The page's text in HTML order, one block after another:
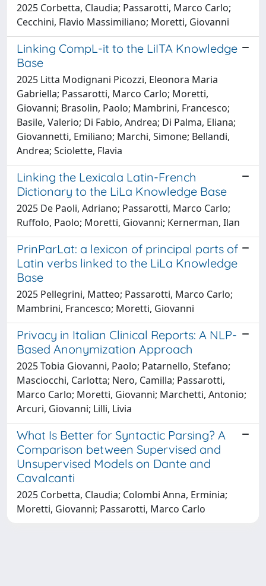
2025 Corbetta, Claudia; Passarotti, Marco Carlo;
Cecchini, Flavio Massimiliano; Moretti, Giovanni
Linking CompL-it to the LiITA Knowledge
Base
2025 Litta Modignani Picozzi, Eleonora Maria
Gabriella; Passarotti, Marco Carlo; Moretti,
Giovanni; Brasolin, Paolo; Mambrini, Francesco;
Basile, Valerio; Di Fabio, Andrea; Di Palma, Eliana;
Giovannetti, Emiliano; Marchi, Simone; Bellandi,
Andrea; Sciolette, Flavia
Linking the Lexicala Latin-French
Dictionary to the LiLa Knowledge Base
2025 De Paoli, Adriano; Passarotti, Marco Carlo;
Ruffolo, Paolo; Moretti, Giovanni; Kernerman, Ilan
PrinParLat: a lexicon of principal parts of
Latin verbs linked to the LiLa Knowledge
Base
2025 Pellegrini, Matteo; Passarotti, Marco Carlo;
Mambrini, Francesco; Moretti, Giovanni
Privacy in Italian Clinical Reports: A NLP-
Based Anonymization Approach
2025 Tobia Giovanni, Paolo; Patarnello, Stefano;
Masciocchi, Carlotta; Nero, Camilla; Passarotti,
Marco Carlo; Moretti, Giovanni; Marchetti, Antonio;
Arcuri, Giovanni; Lilli, Livia
What Is Better for Syntactic Parsing? A
Comparison between Supervised and
Unsupervised Models on Dante and
Cavalcanti
2025 Corbetta, Claudia; Colombi Anna, Erminia;
Moretti, Giovanni; Passarotti, Marco Carlo